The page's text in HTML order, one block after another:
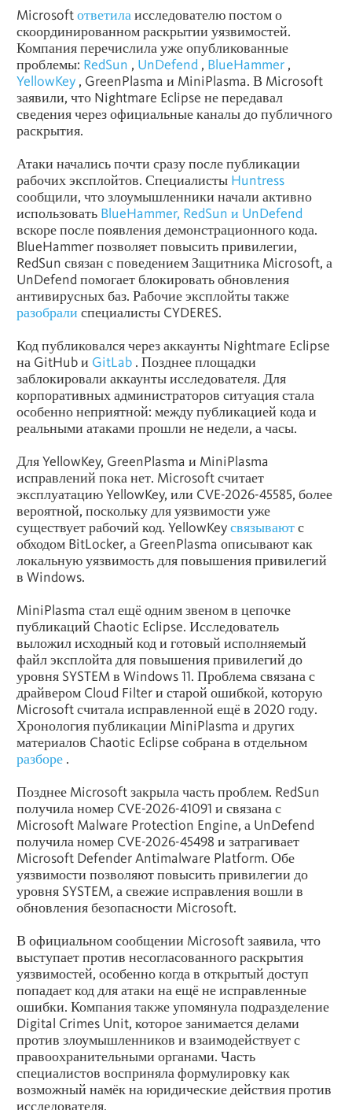
Microsoftответилаисследователю постом о
скоординированном раскрытии уязвимостей.
Компания перечислила уже опубликованные
проблемы: RedSun , UnDefend , BlueHammer ,
YellowKey , GreenPlasma и MiniPlasma. В Microsoft
заявили, что Nightmare Eclipse не передавал
сведения через официальные каналы до публичного
раскрытия.
Атаки начались почти сразу после публикации
рабочих эксплойтов. Специалисты Huntress
сообщили, что злоумышленники начали активно
использовать BlueHammer, RedSun и UnDefend
вскоре после появления демонстрационного кода.
BlueHammer позволяет повысить привилегии,
RedSun связан с поведением Защитника Microsoft, а
UnDefend помогает блокировать обновления
антивирусных баз. Рабочие эксплойты также
разобрали специалисты CYDERES.
Код публиковался через аккаунты Nightmare Eclipse
на GitHub и GitLab . Позднее площадки
заблокировали аккаунты исследователя. Для
корпоративных администраторов ситуация стала
особенно неприятной: между публикацией кода и
реальными атаками прошли не недели, а часы.
Для YellowKey, GreenPlasma и MiniPlasma
исправлений пока нет. Microsoft считает
эксплуатацию YellowKey, или CVE-2026-45585, более
вероятной, поскольку для уязвимости уже
существует рабочий код. YellowKeyсвязываютс
обходом BitLocker, а GreenPlasma описывают как
локальную уязвимость для повышения привилегий
в Windows.
MiniPlasma стал ещё одним звеном в цепочке
публикаций Chaotic Eclipse. Исследователь
выложил исходный код и готовый исполняемый
файл эксплойта для повышения привилегий до
уровня SYSTEM в Windows 11. Проблема связана с
драйвером Cloud Filter и старой ошибкой, которую
Microsoft считала исправленной ещё в 2020 году.
Хронология публикации MiniPlasma и других
материалов Chaotic Eclipse собрана в отдельном
разборе .
Позднее Microsoft закрыла часть проблем. RedSun
получила номер CVE-2026-41091 и связана с
Microsoft Malware Protection Engine, а UnDefend
получила номер CVE-2026-45498 и затрагивает
Microsoft Defender Antimalware Platform. Обе
уязвимости позволяют повысить привилегии до
уровня SYSTEM, а свежие исправления вошли в
обновления безопасности Microsoft.
В официальном сообщении Microsoft заявила, что
выступает против несогласованного раскрытия
уязвимостей, особенно когда в открытый доступ
попадает код для атаки на ещё не исправленные
ошибки. Компания также упомянула подразделение
Digital Crimes Unit, которое занимается делами
против злоумышленников и взаимодействует с
правоохранительными органами. Часть
специалистов восприняла формулировку как
возможный намёк на юридические действия против
исследователя.